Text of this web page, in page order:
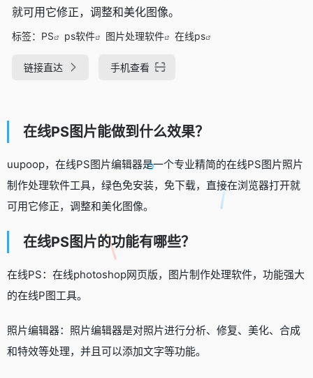
就可用它修正，调整和美化图像。
标签： PS ps软件 图片处理软件 在线ps
链接直达 手机查看
在线PS图片能做到什么效果？
uupoop，在线PS图片编辑器是一个专业精简的在线PS图片照片
制作处理软件工具，绿色免安装，免下载，直接在浏览器打开就
可用它修正，调整和美化图像。
在线PS图片的功能有哪些？
在线PS：在线photoshop网页版，图片制作处理软件，功能强大
的在线P图工具。
照片编辑器：照片编辑器是对照片进行分析、修复、美化、合成
和特效等处理，并且可以添加文字等功能。